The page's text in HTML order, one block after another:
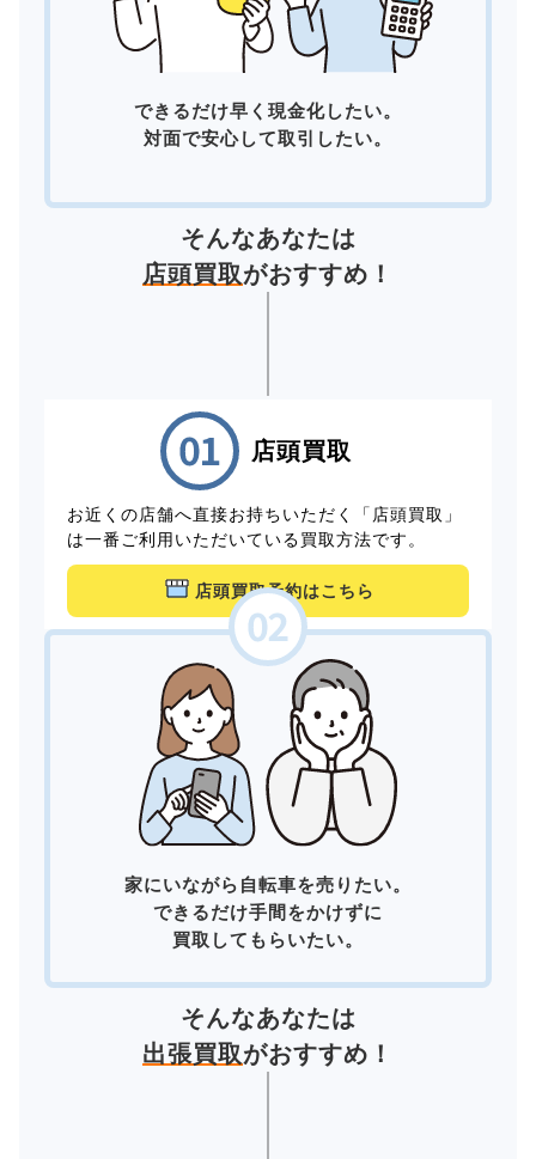
できるだけ早く現金化したい。
対面で安心して取引したい。
そんなあなたは
店頭買取がおすすめ！
店頭買取
お近くの店舗へ直接お持ちいただく「店頭買取」
は一番ご利用いただいている買取方法です。
店頭買取予約はこちら
家にいながら自転車を売りたい。
できるだけ手間をかけずに
買取してもらいたい。
そんなあなたは
出張買取がおすすめ！